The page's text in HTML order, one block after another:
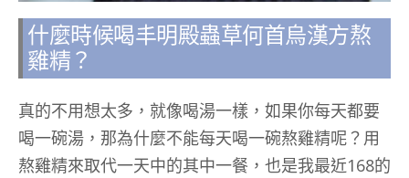
什麼時候喝丰明殿蟲草何首烏漢方熬
雞精？
真的不用想太多，就像喝湯一樣，如果你每天都要
喝一碗湯，那為什麼不能每天喝一碗熬雞精呢？用
熬雞精來取代一天中的其中一餐，也是我最近168的